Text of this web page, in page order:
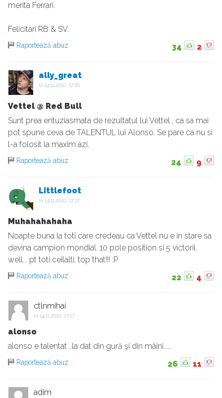
merita Ferrari.
Felicitari RB & SV.
Raportează abuz 34 2
ally_great
la 14.11.2010, 17:16
Vettel @ Red Bull
Sunt prea entuziasmata de rezultatul lui Vettel , ca sa mai
pot spune ceva de TALENTUL lui Alonso. Se pare ca nu si
l-a folosit la maxim azi.
Raportează abuz 24 9
Littlefoot
la 14.11.2010, 17:17
Muhahahahaha
Noapte buna la toti care credeau ca Vettel nu e in stare sa
devina campion mondial. 10 pole position si 5 victorii,
well... pt toti ceilalti, top that!!! :P
Raportează abuz 22 4
ctlnmihai
la 14.11.2010, 17:17
alonso
alonso e talentat ..la dat din gură şi din mâini.....
Raportează abuz 26 11
adim